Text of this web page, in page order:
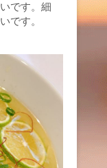
です。細
です。